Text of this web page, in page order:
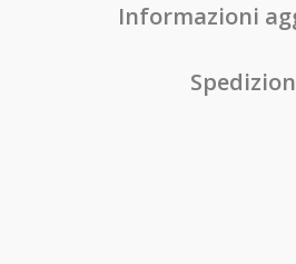
Informazioni